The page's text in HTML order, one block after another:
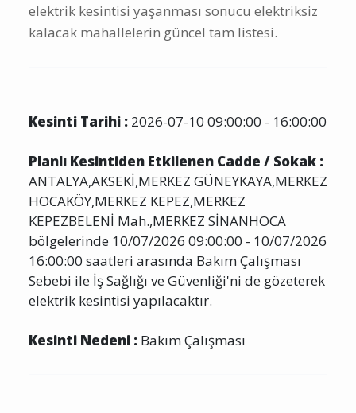
10 Temmuz 2026 Cuma günü Antalya Akseki
elektrik kesintisi yaşanması sonucu elektriksiz
Planlı Kesintiden Etkilenen Cadde / Sokak :
ANTALYA,AKSEKİ,MERKEZ GÜNEYKAYA,MERKEZ
HOCAKÖY,MERKEZ KEPEZ,MERKEZ
KEPEZBELENİ Mah.,MERKEZ SİNANHOCA
bölgelerinde 10/07/2026 09:00:00 - 10/07/2026
16:00:00 saatleri arasında Bakım Çalışması
Sebebi ile İş Sağlığı ve Güvenliği'ni de gözeterek